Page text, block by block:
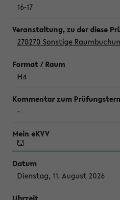
16-17
270270 Sonstige
H4
-
Dienstag, 11. August 2026